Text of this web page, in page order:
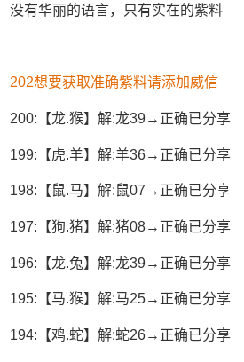
没有华丽的语言，只有实在的紫料
202想要获取准确紫料请添加威信
200:【龙.猴】解:龙39→正确已分享
199:【虎.羊】解:羊36→正确已分享
198:【鼠.马】解:鼠07→正确已分享
197:【狗.猪】解:猪08→正确已分享
196:【龙.兔】解:龙39→正确已分享
195:【马.猴】解:马25→正确已分享
194:【鸡.蛇】解:蛇26→正确已分享